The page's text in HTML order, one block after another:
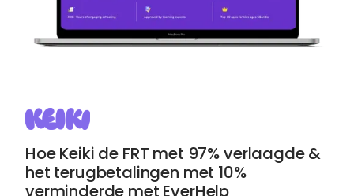
Hoe Keiki de FRT met 97% verlaagde &
het terugbetalingen met 10%
verminderde met EverHelp